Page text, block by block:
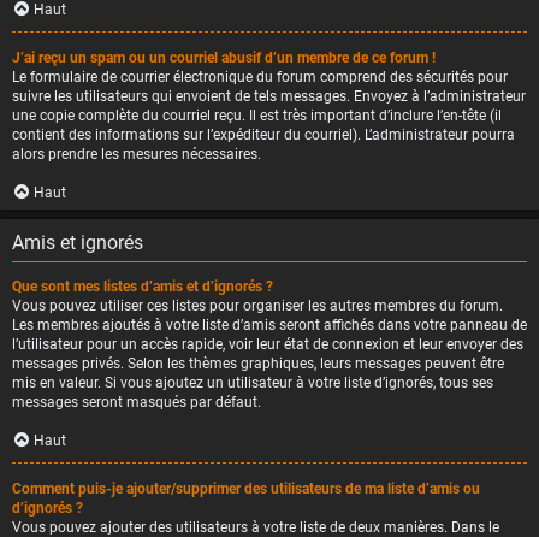
Haut
J’ai reçu un spam ou un courriel abusif d’un membre de ce forum !
Le formulaire de courrier électronique du forum comprend des sécurités pour
suivre les utilisateurs qui envoient de tels messages. Envoyez à l’administrateur
une copie complète du courriel reçu. Il est très important d’inclure l’en-tête (il
contient des informations sur l’expéditeur du courriel). L’administrateur pourra
alors prendre les mesures nécessaires.
Haut
Amis et ignorés
Que sont mes listes d’amis et d’ignorés ?
Vous pouvez utiliser ces listes pour organiser les autres membres du forum.
Les membres ajoutés à votre liste d’amis seront affichés dans votre panneau de
l’utilisateur pour un accès rapide, voir leur état de connexion et leur envoyer des
messages privés. Selon les thèmes graphiques, leurs messages peuvent être
mis en valeur. Si vous ajoutez un utilisateur à votre liste d’ignorés, tous ses
messages seront masqués par défaut.
Haut
Comment puis-je ajouter/supprimer des utilisateurs de ma liste d’amis ou
d’ignorés ?
Vous pouvez ajouter des utilisateurs à votre liste de deux manières. Dans le